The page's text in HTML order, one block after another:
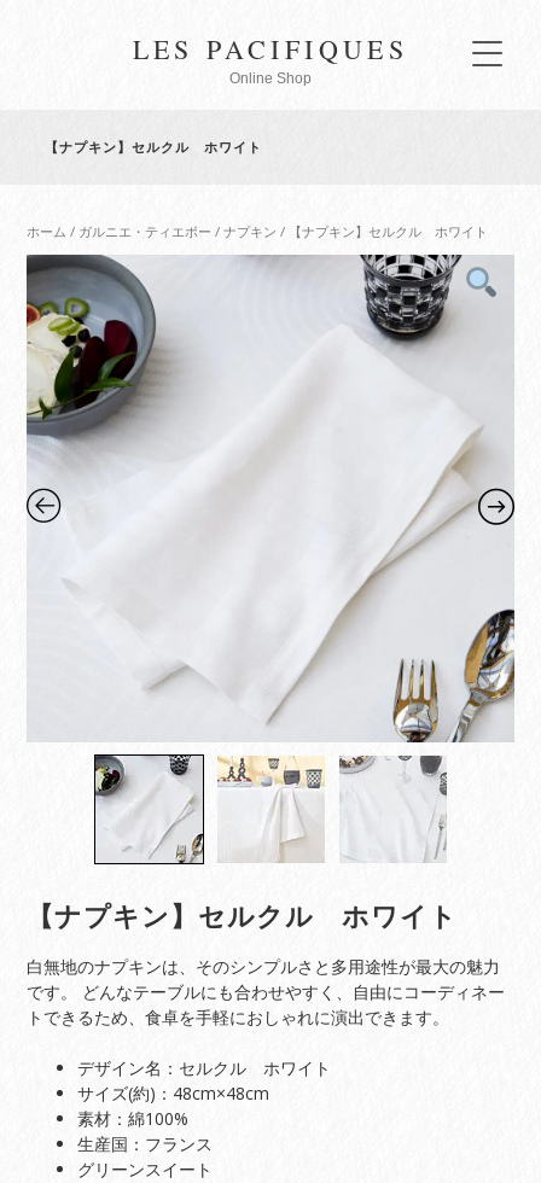
LES PACIFIQUES
Online Shop
【ナプキン】セルクル ホワイト
ホーム / ガルニエ・ティエボー /ナプキン / 【ナプキン】セルクル ホワイト
【ナプキン】セルクル ホワイト
白無地のナプキンは、そのシンプルさと多用途性が最大の魅力
です。 どんなテーブルにも合わせやすく、自由にコーディネー
トできるため、食卓を手軽におしゃれに演出できます。
デザイン名：セルクル ホワイト
サイズ(約)：48cm×48cm
素材：綿100%
生産国：フランス
グリーンスイート